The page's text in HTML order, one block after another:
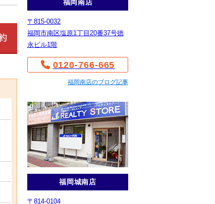
福岡南店
〒815-0032
福岡市南区塩原1丁目20番37号徳
永ビル1階
0120-766-665
福岡南店のブログ記事
福岡城南店
〒814-0104